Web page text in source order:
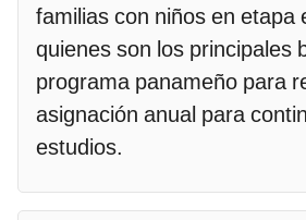
familias con niños en etapa
quienes son los principales
programa panameño para
asignación anual para
estudios.